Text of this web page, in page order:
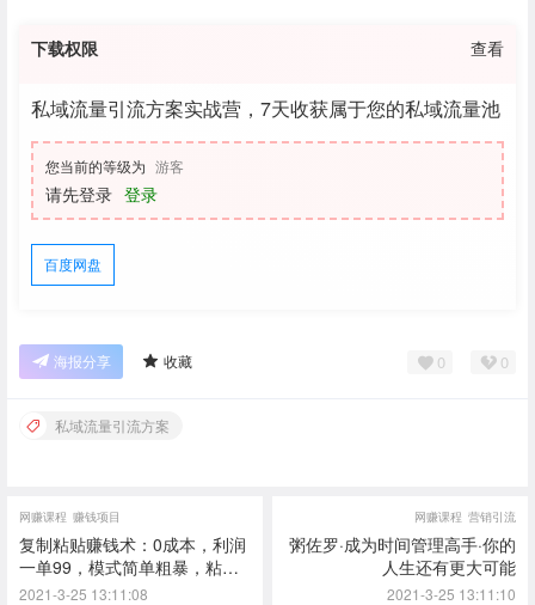
下载权限 查看
私域流量引流方案实战营，7天收获属于您的私域流量池
您当前的等级为 游客
请先登录 登录
百度网盘
海报分享 收藏 0 0
私域流量引流方案
网赚课程 赚钱项目
复制粘贴赚钱术：0成本，利润
一单99，模式简单粗暴，粘贴
复制即可赚钱
2021-3-25 13:11:08
网赚课程 营销引流
粥佐罗·成为时间管理高手·你的
人生还有更大可能
2021-3-25 13:11:10